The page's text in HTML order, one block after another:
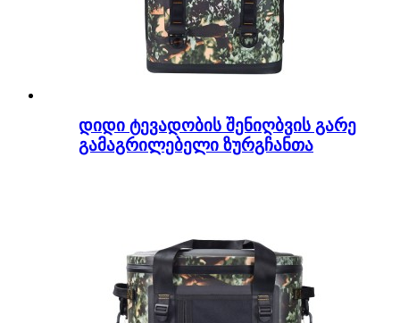
დიდი ტევადობის შენიღბვის გარე
გამაგრილებელი ზურგჩანთა